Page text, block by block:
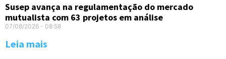
Susep avança na regulamentação do mercado
mutualista com 63 projetos em análise
07/08/2026 08:58
Leia mais